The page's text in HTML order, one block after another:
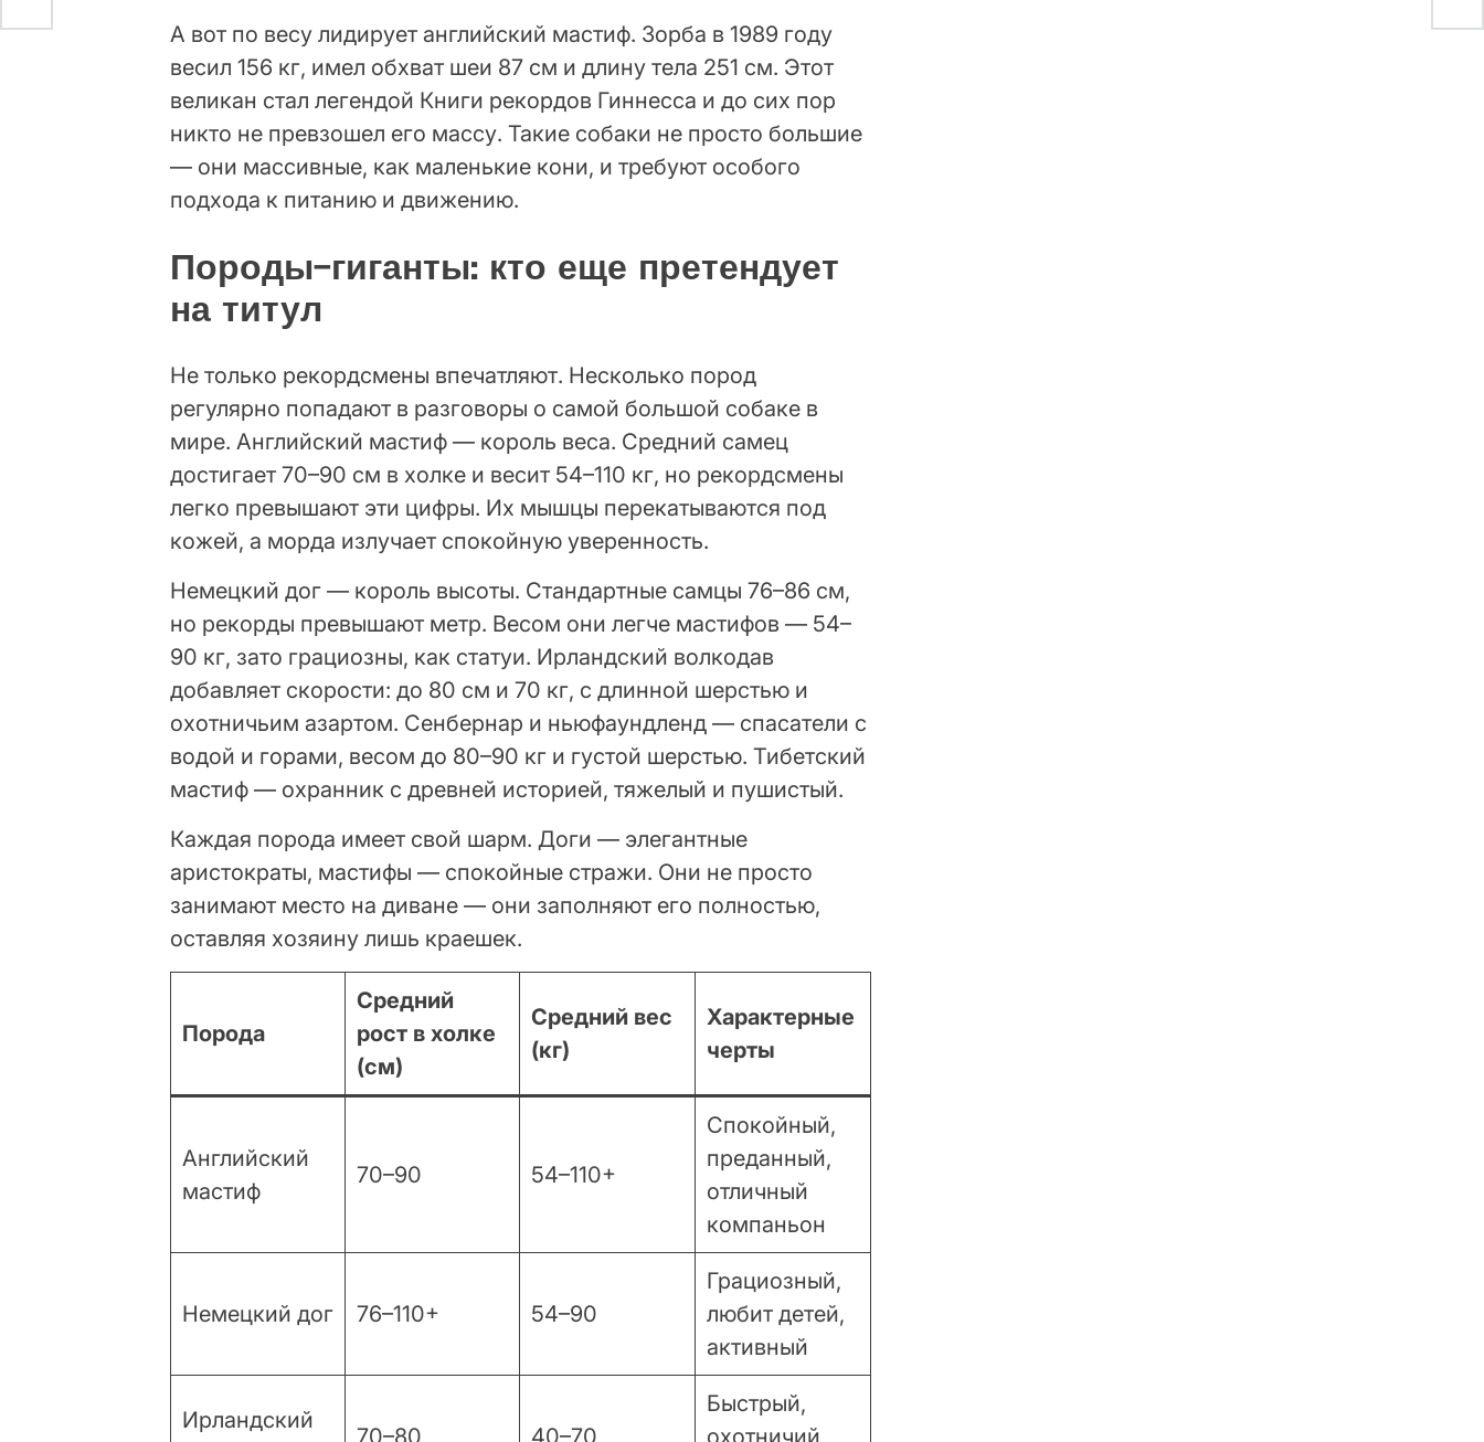
А вот по весу лидирует английский мастиф. Зорба в 1989 году
весил 156 кг, имел обхват шеи 87 см и длину тела 251 см. Этот
великан стал легендой Книги рекордов Гиннесса и до сих пор
никто не превзошел его массу. Такие собаки не просто большие
— они массивные, как маленькие кони, и требуют особого
подхода к питанию и движению.
Породы-гиганты: кто еще претендует
на титул
Не только рекордсмены впечатляют. Несколько пород
регулярно попадают в разговоры о самой большой собаке в
мире. Английский мастиф — король веса. Средний самец
достигает 70–90 см в холке и весит 54–110 кг, но рекордсмены
легко превышают эти цифры. Их мышцы перекатываются под
кожей, а морда излучает спокойную уверенность.
Немецкий дог — король высоты. Стандартные самцы 76–86 см,
но рекорды превышают метр. Весом они легче мастифов — 54–
90 кг, зато грациозны, как статуи. Ирландский волкодав
добавляет скорости: до 80 см и 70 кг, с длинной шерстью и
охотничьим азартом. Сенбернар и ньюфаундленд — спасатели с
водой и горами, весом до 80–90 кг и густой шерстью. Тибетский
мастиф — охранник с древней историей, тяжелый и пушистый.
Каждая порода имеет свой шарм. Доги — элегантные
аристократы, мастифы — спокойные стражи. Они не просто
занимают место на диване — они заполняют его полностью,
оставляя хозяину лишь краешек.
Порода
Средний
рост в холке
(см)
Средний вес
(кг)
Характерные
черты
Английский
мастиф
70–90 54–110+
Спокойный,
преданный,
отличный
компаньон
Немецкий дог 76–110+ 54–90
Грациозный,
любит детей,
активный
Ирландский
70–80 40–70
Быстрый,
охотничий